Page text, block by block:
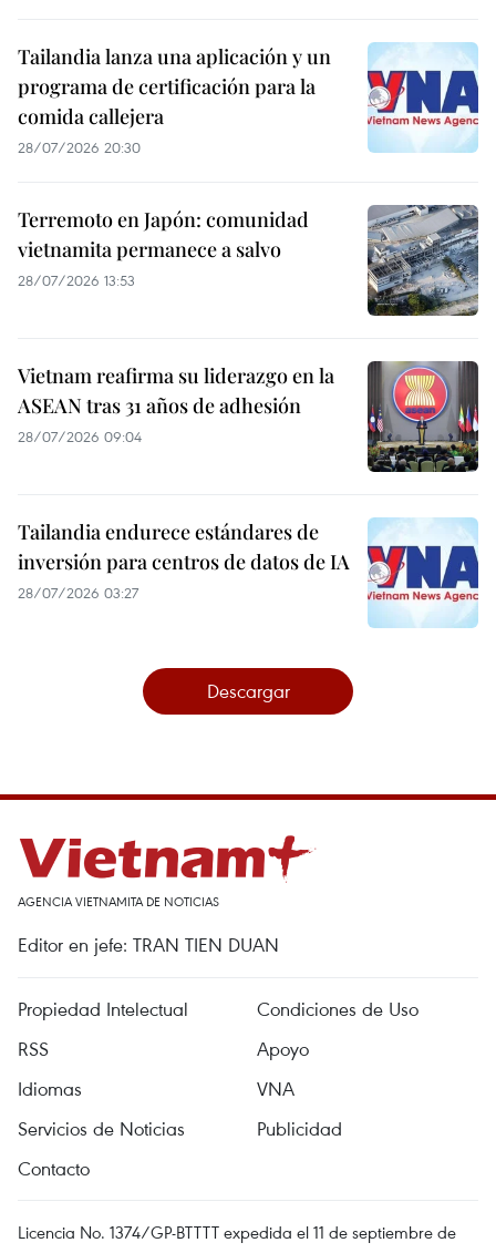
Tailandia lanza una aplicación y un
programa de certificación para la
comida callejera
28/07/2026 20:30
Terremoto en Japón: comunidad
vietnamita permanece a salvo
28/07/2026 13:53
Vietnam reafirma su liderazgo en la
ASEAN tras 31 años de adhesión
28/07/2026 09:04
Tailandia endurece estándares de
inversión para centros de datos de IA
28/07/2026 03:27
Descargar
AGENCIA VIETNAMITA DE NOTICIAS
Editor en jefe: TRAN TIEN DUAN
Propiedad Intelectual
Condiciones de Uso
RSS
Apoyo
Idiomas
VNA
Servicios de Noticias
Publicidad
Contacto
Licencia No. 1374/GP-BTTTT expedida el 11 de septiembre de